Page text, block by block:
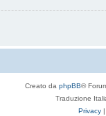
Creato da phpBB®
Traduzione
Privacy |